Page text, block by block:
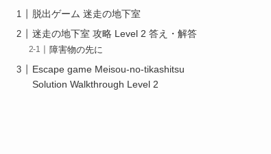
脱出ゲーム 迷走の地下室
迷走の地下室 攻略 Level 2 答え・解答
障害物の先に
Escape game Meisou-no-tikashitsu
Solution Walkthrough Level 2